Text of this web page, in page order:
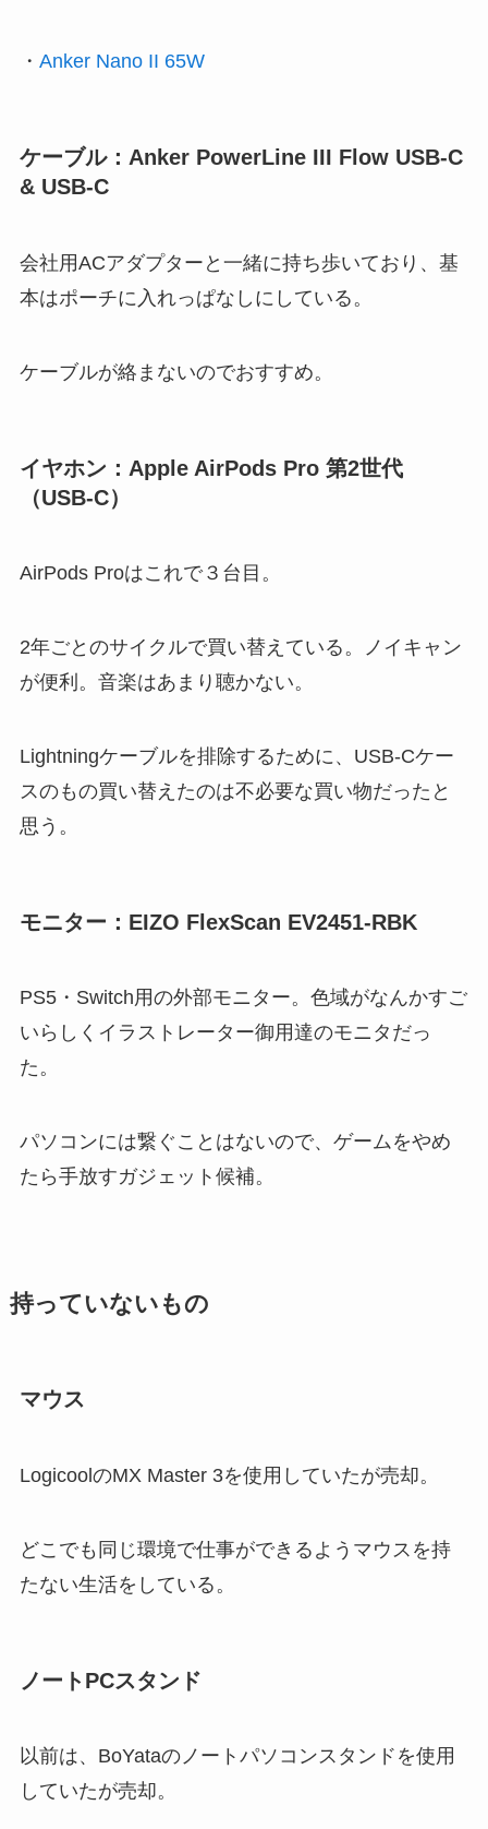
・ Anker Nano II 65W
ケーブル：Anker PowerLine III Flow USB-C
& USB-C
会社用ACアダプターと一緒に持ち歩いており、基
本はポーチに入れっぱなしにしている。
ケーブルが絡まないのでおすすめ。
イヤホン：Apple AirPods Pro 第2世代
（USB-C）
AirPods Proはこれで３台目。
2年ごとのサイクルで買い替えている。ノイキャン
が便利。音楽はあまり聴かない。
Lightningケーブルを排除するために、USB-Cケー
スのもの買い替えたのは不必要な買い物だったと
思う。
モニター：EIZO FlexScan EV2451-RBK
PS5・Switch用の外部モニター。色域がなんかすご
いらしくイラストレーター御用達のモニタだっ
た。
パソコンには繋ぐことはないので、ゲームをやめ
たら手放すガジェット候補。
持っていないもの
マウス
LogicoolのMX Master 3を使用していたが売却。
どこでも同じ環境で仕事ができるようマウスを持
たない生活をしている。
ノートPCスタンド
以前は、BoYataのノートパソコンスタンドを使用
していたが売却。